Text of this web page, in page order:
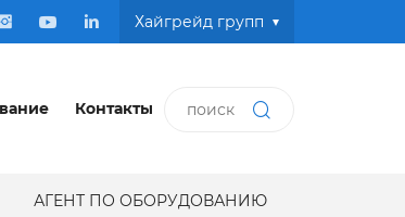
Хайгрейд групп
Контакты
АГЕНТ ПО ОБОРУДОВАНИЮ